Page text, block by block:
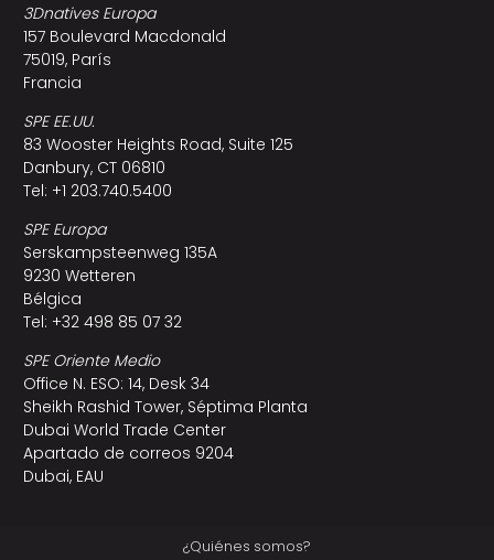
3Dnatives Europa
157 Boulevard Macdonald
75019, París
Francia
SPE EE.UU.
83 Wooster Heights Road, Suite 125
Danbury, CT 06810
Tel: +1 203.740.5400
SPE Europa
Serskampsteenweg 135A
9230 Wetteren
Bélgica
Tel: +32 498 85 07 32
SPE Oriente Medio
Office N. ESO: 14, Desk 34
Sheikh Rashid Tower, Séptima Planta
Dubai World Trade Center
Apartado de correos 9204
Dubai, EAU
¿Quiénes somos?